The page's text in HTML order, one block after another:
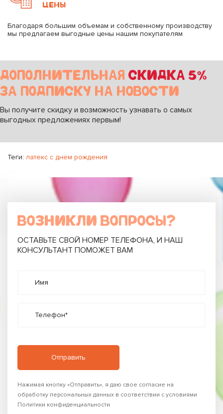
ЦЕНЫ
Благодаря большим объемам и собственному производству
мы предлагаем выгодные цены нашим покупателям
ДОПОЛНИТЕЛЬНАЯ СКИДКА 5%
ЗА ПОДПИСКУ НА НОВОСТИ
Вы получите скидку и возможность узнавать о самых
выгодных предложениях первым!
Теги: латекс с днем рождения
ВОЗНИКЛИ ВОПРОСЫ?
ОСТАВЬТЕ СВОЙ НОМЕР ТЕЛЕФОНА, И НАШ
КОНСУЛЬТАНТ ПОМОЖЕТ ВАМ
Имя
Телефон*
Нажимая кнопку «Отправить», я даю свое согласие на
обработку персональных данных в соответствии с условиями
Политики конфиденциальности